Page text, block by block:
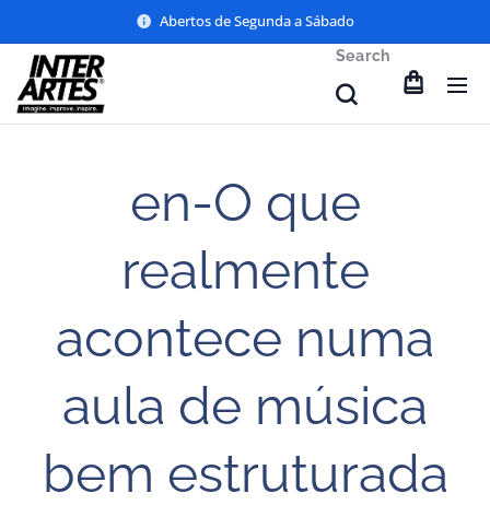
Abertos de Segunda a Sábado
Search
en-O que
realmente
acontece numa
aula de música
bem estruturada